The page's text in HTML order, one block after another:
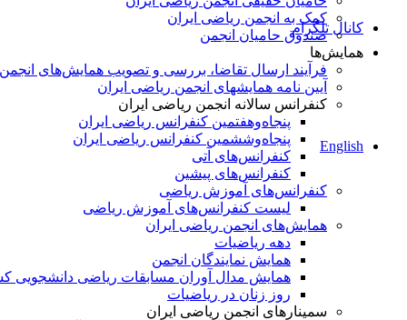
کانال تلگرام
English
کمک به انجمن ریاضی ایران
صندوق حامیان انجمن
همایش‌ها
فرآیند ارسال تقاضا، بررسی و تصویب همایش‌های انجمن
آیین نامه همایشهای انجمن ریاضی ایران
کنفرانس‌ سالانه انجمن ریاضی ایران
پنجاه‌و‌هفتمین کنفرانس ریاضی ایران
پنجاه‌و‌ششمین کنفرانس ریاضی ایران
کنفرانس‌های آتی
کنفرانس‎‌های پیشین
کنفرانس‌های آموزش ریاضی
لیست کنفرانس‌های آموزش ریاضی
همایش‌های انجمن ریاضی ایران
دهه ریاضیات
همایش نمایندگان انجمن
همایش مدال آوران مسابقات ریاضی دانشجویی
روز زنان در ریاضیات
سمینارهای انجمن ریاضی ایران